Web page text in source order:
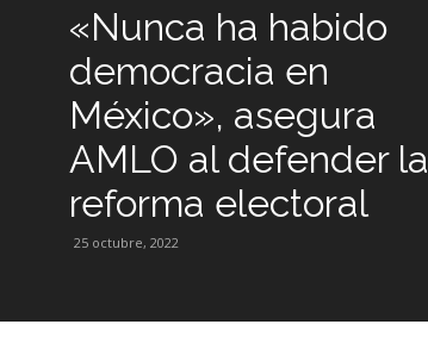
«Nunca ha habido
democracia en
México», asegura
AMLO al defender la
reforma electoral
25 octubre, 2022